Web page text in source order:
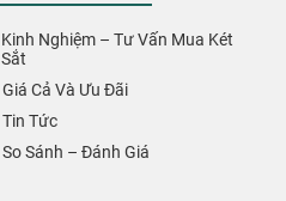
Kinh Nghiệm – Tư Vấn Mua Két
Sắt
Giá Cả Và Ưu Đãi
Tin Tức
So Sánh – Đánh Giá